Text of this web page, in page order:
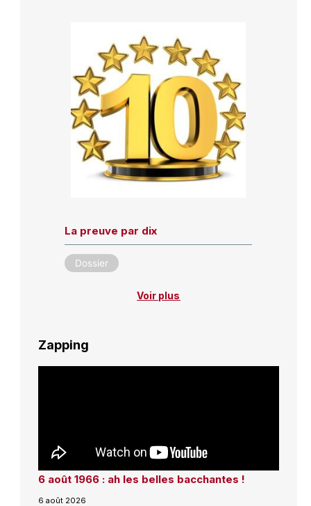
La preuve par dix
Dossier
Voir plus
Zapping
6 août 1966 : ah les belles bacchantes !
6 août 2026